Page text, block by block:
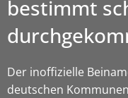
bestimmt
Der inoffizielle
deutschen